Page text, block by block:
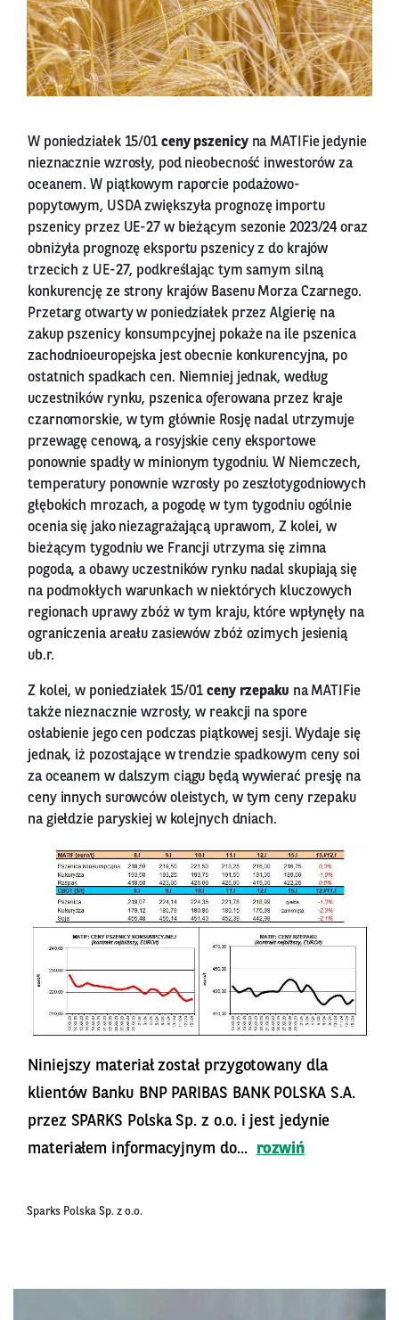
W poniedziałek 15/01 ceny pszenicyna MATIFie jedynie
nieznacznie wzrosły, pod nieobecność inwestorów za
oceanem. W piątkowym raporcie podażowo-
popytowym, USDA zwiększyła prognozę importu
pszenicy przez UE-27 w bieżącym sezonie 2023/24 oraz
obniżyła prognozę eksportu pszenicy z do krajów
trzecich z UE-27, podkreślając tym samym silną
konkurencję ze strony krajów Basenu Morza Czarnego.
Przetarg otwarty w poniedziałek przez Algierię na
zakup pszenicy konsumpcyjnej pokaże na ile pszenica
zachodnioeuropejska jest obecnie konkurencyjna, po
ostatnich spadkach cen. Niemniej jednak, według
uczestników rynku, pszenica oferowana przez kraje
czarnomorskie, w tym głównie Rosję nadal utrzymuje
przewagę cenową, a rosyjskie ceny eksportowe
ponownie spadły w minionym tygodniu. W Niemczech,
temperatury ponownie wzrosły po zeszłotygodniowych
głębokich mrozach, a pogodę w tym tygodniu ogólnie
ocenia się jako niezagrażającą uprawom, Z kolei, w
bieżącym tygodniu we Francji utrzyma się zimna
pogoda, a obawy uczestników rynku nadal skupiają się
na podmokłych warunkach w niektórych kluczowych
regionach uprawy zbóż w tym kraju, które wpłynęły na
ograniczenia areału zasiewów zbóż ozimych jesienią
ub.r.
Z kolei, w poniedziałek 15/01 ceny rzepaku na MATIFie
także nieznacznie wzrosły, w reakcji na spore
osłabienie jego cen podczas piątkowej sesji. Wydaje się
jednak, iż pozostające w trendzie spadkowym ceny soi
za oceanem w dalszym ciągu będą wywierać presję na
ceny innych surowców oleistych, w tym ceny rzepaku
na giełdzie paryskiej w kolejnych dniach.
Niniejszy materiał został przygotowany dla
klientów Banku BNP PARIBAS BANK POLSKA S.A.
przez SPARKS Polska Sp. z o.o. i jest jedynie
materiałem informacyjnym do...
rozwiń
Sparks Polska Sp. z o.o.